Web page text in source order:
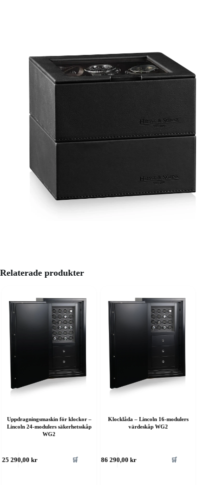
Relaterade produkter
Uppdragningsmaskin för klockor –
Lincoln 24-modulers säkerhetsskåp
WG2
290,00kr 🛒
Klocklåda – Lincoln 16-modulers
värdeskåp WG2
386 290,00kr 🛒